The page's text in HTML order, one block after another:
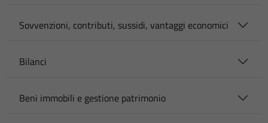
Sovvenzioni, contributi, sussidi, vantaggi economici
Bilanci
Beni immobili e gestione patrimonio